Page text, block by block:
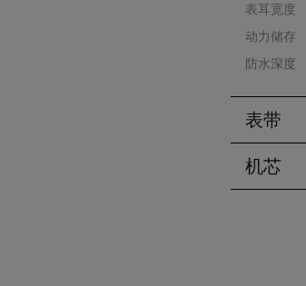
表耳宽度
动力储存
防水深度
表带
机芯